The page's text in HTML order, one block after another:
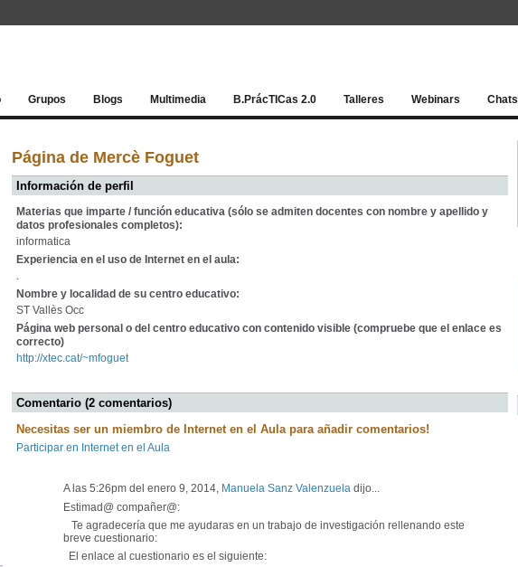
Grupos Blogs Multimedia B.PrácTICas 2.0 Talleres Webinars Chats
Página de Mercè Foguet
Información de perfil
Materias que imparte / función educativa (sólo se admiten docentes con nombre y apellido y
datos profesionales completos):
informatica
Experiencia en el uso de Internet en el aula:
.
Nombre y localidad de su centro educativo:
ST Vallès Occ
Página web personal o del centro educativo con contenido visible (compruebe que el enlace es
correcto)
http://xtec.cat/~mfoguet
Comentario (2 comentarios)
Necesitas ser un miembro de Internet en el Aula para añadir comentarios!
Participar en Internet en el Aula
A las 5:26pm del enero 9, 2014, Manuela Sanz Valenzuela dijo...
Estimad@ compañer@:
Te agradecería que me ayudaras en un trabajo de investigación rellenando este
breve cuestionario:
El enlace al cuestionario es el siguiente: